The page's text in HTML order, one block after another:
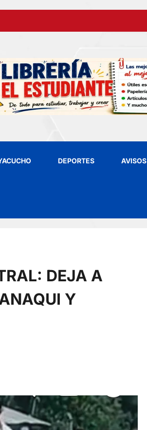
DEPORTES AVISOS
DEJA A
Y